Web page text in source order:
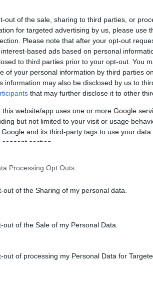
out of the sale, sharing to third parties, or
for targeted advertising by us, please use
Please note that after your opt-out
based ads based on personal
to third parties prior to your opt-out. You
of your personal information by third parties
information may also be disclosed by us to
that may further disclose it to other
this website/app uses one or more Google
but not limited to your visit or usage
and its third-party tags to use your
section.
Processing Opt Outs
out of the Sharing of my personal data.
out of the Sale of my Personal Data.
out of processing my Personal Data for
αναλαμβάνουν δράση οι «
τουOPEN beyond, ο
σε όλο τον κόσμο και μας
τοπία και
-